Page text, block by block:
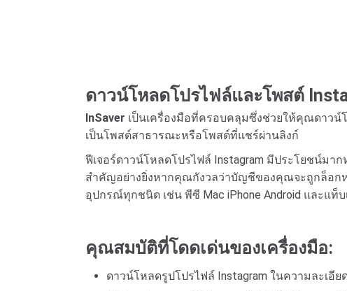
ดาวน์โหลดโปรไฟล์และโพสต์
InSaver เป็นเครื่องมือที่ครอบคลุมซึ่งช่วยให้คุณดาวน์
เป็นโพสต์สาธารณะหรือโพสต์ที่แชร์ผ่านลิงก์
ฟีเจอร์ดาวน์โหลดโปรไฟล์ Instagram มีประโยชน์ม
สำคัญอย่างยิ่งหากคุณกังวลว่าบัญชีของคุณจะถูกล็อก
อุปกรณ์ทุกชนิด เช่น พีซี Mac iPhone Android และแท็บ
คุณสมบัติที่โดดเด่นของเครื่องมือ:
ดาวน์โหลดรูปโปรไฟล์ Instagram ในความละเอีย